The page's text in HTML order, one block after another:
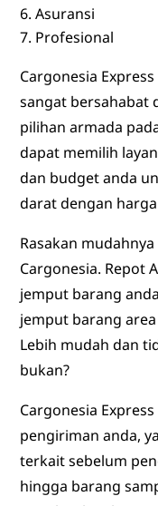
Asuransi
Profesional
Cargonesia
sangat bersahabat
pilihan armada
dapat memilih
dan budget anda
darat dengan
Rasakan
Cargonesia. Repot
jemput barang
jemput barang
Lebih mudah dan
bukan?
Cargonesia
pengiriman anda,
terkait sebelum
hingga barang